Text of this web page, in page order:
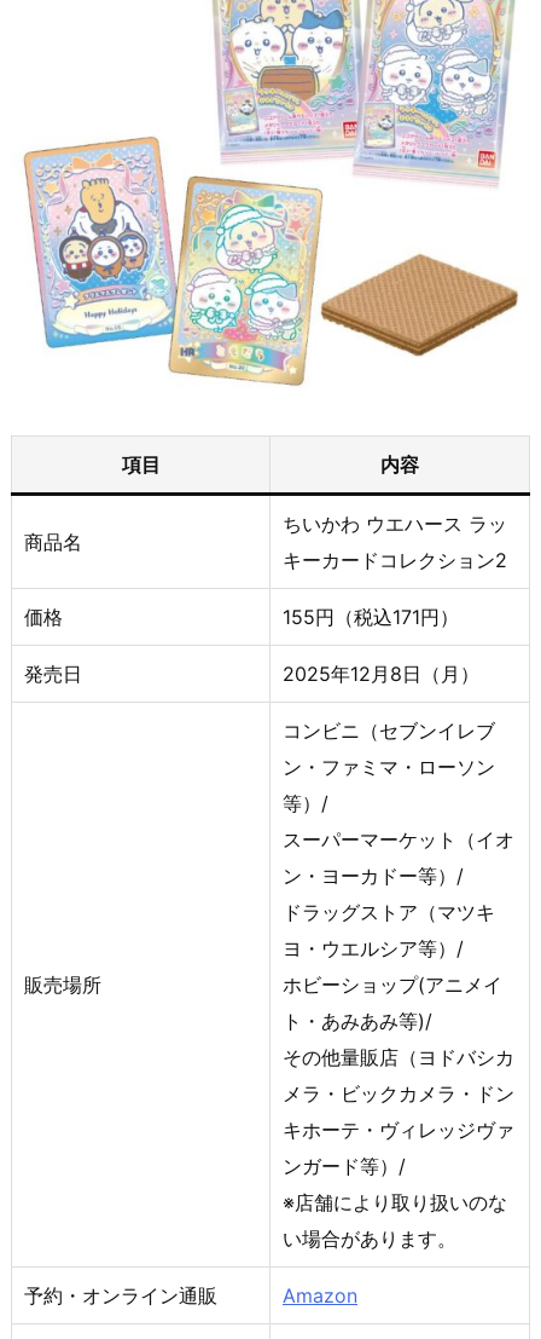
項目 内容
商品名
ちいかわ ウエハース ラッ
キーカードコレクション2
価格 155円（税込171円）
発売日 2025年12月8日（月）
販売場所
コンビニ（セブンイレブ
ン・ファミマ・ローソン
等）/
スーパーマーケット（イオ
ン・ヨーカドー等）/
ドラッグストア（マツキ
ヨ・ウエルシア等）/
ホビーショップ(アニメイ
ト・あみあみ等)/
その他量販店（ヨドバシカ
メラ・ビックカメラ・ドン
キホーテ・ヴィレッジヴァ
ンガード等）/
※店舗により取り扱いのな
い場合があります。
予約・オンライン通販 Amazon